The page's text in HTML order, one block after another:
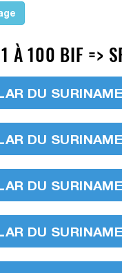
À 100 BIF =>
DU
DU
DU
DU